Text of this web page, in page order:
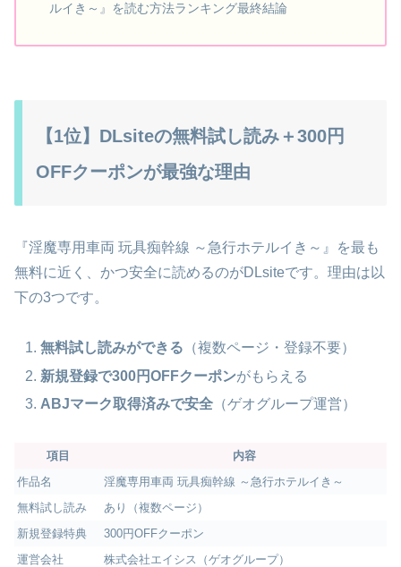
ルイき～』を読む方法ランキング最終結論
【1位】DLsiteの無料試し読み＋300円
OFFクーポンが最強な理由
『淫魔専用車両 玩具痴幹線 ～急行ホテルイき～』を最も
無料に近く、かつ安全に読めるのがDLsiteです。理由は以
下の3つです。
無料試し読みができる （複数ページ・登録不要）
新規登録で300円OFFクーポンがもらえる
ABJマーク取得済みで安全 （ゲオグループ運営）
項目
内容
作品名
淫魔専用車両 玩具痴幹線 ～急行ホテルイき～
無料試し読み
あり（複数ページ）
新規登録特典
300円OFFクーポン
運営会社
株式会社エイシス（ゲオグループ）